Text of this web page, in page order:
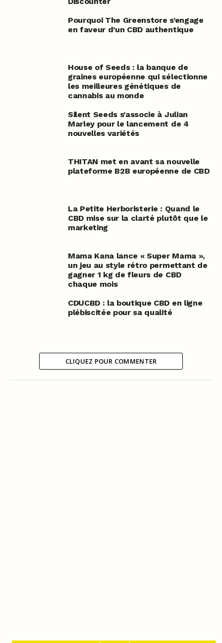
Pourquoi The Greenstore s’engage
en faveur d’un CBD authentique
House of Seeds : la banque de
graines européenne qui sélectionne
les meilleures génétiques de
cannabis au monde
Silent Seeds s’associe à Julian
Marley pour le lancement de 4
nouvelles variétés
THITAN met en avant sa nouvelle
plateforme B2B européenne de CBD
La Petite Herboristerie : Quand le
CBD mise sur la clarté plutôt que le
marketing
Mama Kana lance « Super Mama »,
un jeu au style rétro permettant de
gagner 1 kg de fleurs de CBD
chaque mois
CDUCBD : la boutique CBD en ligne
plébiscitée pour sa qualité
CLIQUEZ POUR COMMENTER